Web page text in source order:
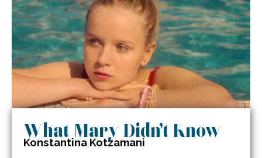
What Mary Didn’t Know
Konstantina Kotzamani